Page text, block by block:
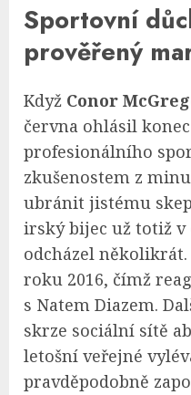
Sportovní
prověřený
Když Conor
června ohlásil
profesionálního
zkušenostem z
ubránit jistému
irský bijec už totiž v
odcházel
roku 2016, čímž
s Natem Diazem.
skrze sociální sítě
letošní veřejné
pravděpodobně